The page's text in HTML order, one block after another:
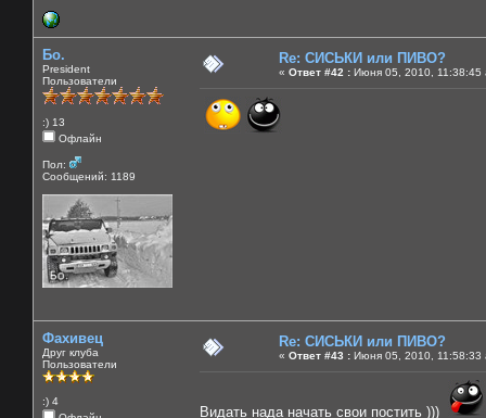
Бо.
President
Пользователи
:) 13
Офлайн
Пол:
Сообщений: 1189
Re: СИСЬКИ или ПИВО?
« Ответ #42 : Июня 05, 2010, 11:38:45
Фахивец
Друг клуба
Пользователи
:) 4
Re: СИСЬКИ или ПИВО?
« Ответ #43 : Июня 05, 2010, 11:58:33
Видать нада начать свои постить )))